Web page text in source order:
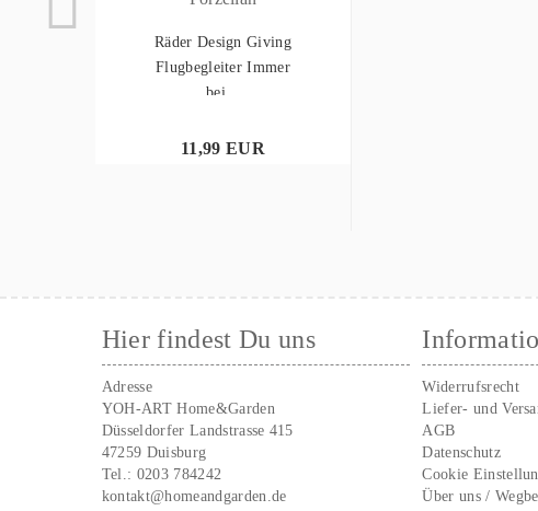
Räder Design Giving
Flugbegleiter Immer
bei...
11,99 EUR
Hier findest Du uns
Adresse
YOH-ART Home&Garden
Düsseldorfer Landstrasse 415
47259 Duisburg
Tel.: 0203 784242
kontakt@homeandgarden.de
Widerrufsrecht
Liefer- und
AGB
Datenschutz
Cookie
Über uns /